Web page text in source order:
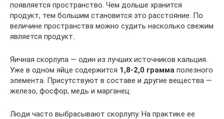
появляется пространство. Чем дольше хранится
продукт, тем большим становится это расстояние. По
величине пространства можно судить насколько свежим
является продукт.
Яичная скорлупа — один из лучших источников кальция.
Уже в одном яйце содержится 1,8-2,0 грамма полезного
элемента. Присутствуют в составе и другие вещества —
железо, фосфор, медь и марганец.
Люди часто выбрасывают скорлупу. На практике ее